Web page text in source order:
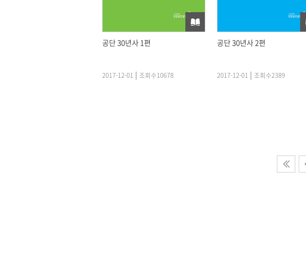
공단 30년사 1편
2017-12-01 | 조회수10678
공단 30년사 2편
2017-12-01 | 조회수2389